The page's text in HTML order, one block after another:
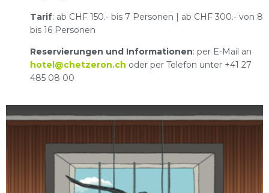
Tarif: ab CHF 150.- bis 7 Personen | ab CHF 300.- von 8
bis 16 Personen
Reservierungen und Informationen: per E-Mail an
hotel@chetzeron.ch oder per Telefon unter +41 27
485 08 00